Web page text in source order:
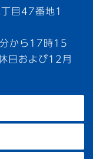
目47番地1
から17時15
日および12月